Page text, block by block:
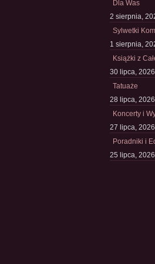
Dla Was
2 sierpnia,
Sylwetki
1 sierpnia,
Książki z
30 lipca, 2026
Tatuaże
28 lipca, 2026
Koncerty i
27 lipca, 2026
Poradniki i
25 lipca, 2026